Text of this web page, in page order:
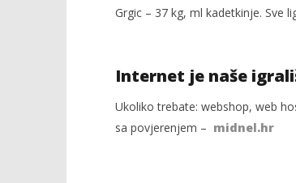
Grgic – 37 kg, ml kadetkinje. Sve
Internet je naše
Ukoliko trebate: webshop, web
sa povjerenjem – midnel.hr